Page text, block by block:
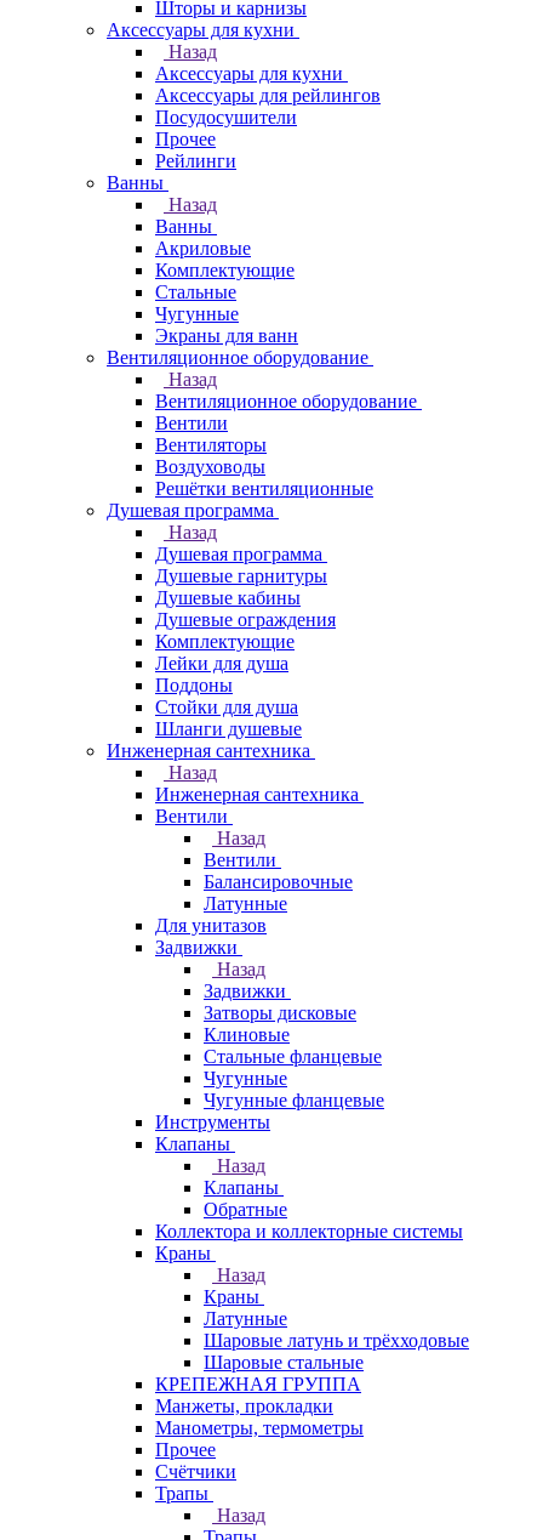
Шторы и карнизы
Аксессуары для кухни
Назад
Аксессуары для кухни
Аксессуары для рейлингов
Посудосушители
Прочее
Рейлинги
Ванны
Назад
Ванны
Акриловые
Комплектующие
Стальные
Чугунные
Экраны для ванн
Вентиляционное оборудование
Назад
Вентиляционное оборудование
Вентили
Вентиляторы
Воздуховоды
Решётки вентиляционные
Душевая программа
Назад
Душевая программа
Душевые гарнитуры
Душевые кабины
Душевые ограждения
Комплектующие
Лейки для душа
Поддоны
Стойки для душа
Шланги душевые
Инженерная сантехника
Назад
Инженерная сантехника
Вентили
Назад
Вентили
Балансировочные
Латунные
Для унитазов
Задвижки
Назад
Задвижки
Затворы дисковые
Клиновые
Стальные фланцевые
Чугунные
Чугунные фланцевые
Инструменты
Клапаны
Назад
Клапаны
Обратные
Коллектора и коллекторные системы
Краны
Назад
Краны
Латунные
Шаровые латунь и трёхходовые
Шаровые стальные
КРЕПЕЖНАЯ ГРУППА
Манжеты, прокладки
Манометры, термометры
Прочее
Счётчики
Трапы
Назад